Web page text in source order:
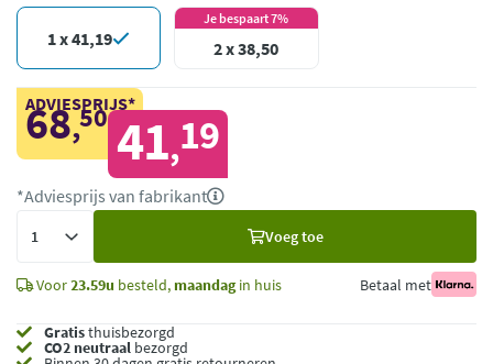
1 x 41,19
Je bespaart 7%
2 x 38,50
ADVIESPRIJS*
68,50 41,19
*Adviesprijs van fabrikant
Voeg toe
Voor23.59u besteld, maandagin huis Betaal met
Gratisthuisbezorgd
CO2 neutraal bezorgd